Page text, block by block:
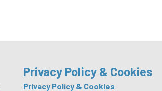
Privacy Policy & Cookies
Privacy Policy & Cookies